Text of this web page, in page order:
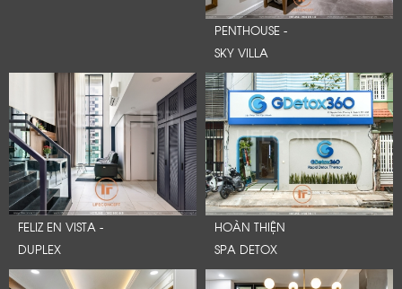
PENTHOUSE -
SKY VILLA
FELIZ EN VISTA -
DUPLEX
HOÀN THIỆN
SPA DETOX